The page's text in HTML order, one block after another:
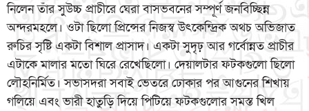
নিলেন তাঁর সুউচ্চ প্রাচীরে ঘেরা বাসভবনের সম্পূর্ণ জনবিচ্ছিন্ন
অন্দরমহলে। ওটা ছিলো প্রিন্সের নিজস্ব উৎকেন্দ্রিক অথচ অভিজাত
রুচির সৃষ্টি একটা বিশাল প্রাসাদ। একটা সুদৃঢ় আর গর্বোন্নত প্রাচীর
এটাকে মালার মতো ঘিরে রেখেছিলো। দেয়ালটার ফটকগুলো ছিলো
লৌহনির্মিত। সভাসদরা সবাই ভেতরে ঢোকার পর আগুনের শিখায়
গলিয়ে এবং ভারী হাতুড়ি দিয়ে পিটিয়ে ফটকগুলোর সমস্ত খিল